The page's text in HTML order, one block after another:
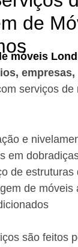
de
móveis
serviços de
e
em
de estruturas
de móveis
são feitos